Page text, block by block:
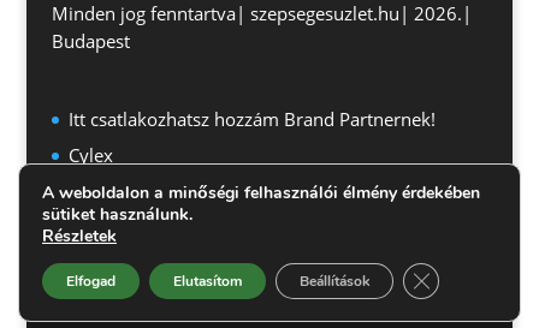
Minden jog fenntartva| szepsegesuzlet.hu| 2026.|
Budapest
Itt csatlakozhatsz hozzám Brand Partnernek!
Cylex
Adatkezelési tájékoztató
A weboldalon a minőségi felhasználói élmény érdekében
sütiket használunk.
Részletek
Elfogad Elutasítom Beállítások Close GDPR